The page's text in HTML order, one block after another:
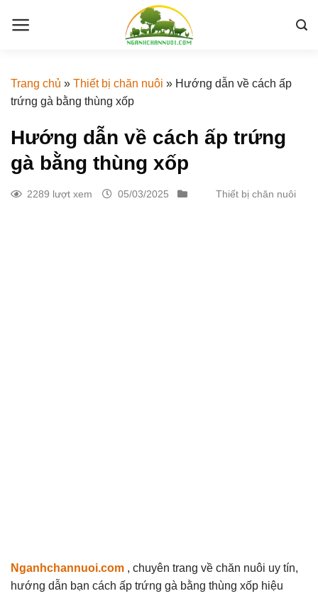
Trang chủ » Thiết bị chăn nuôi » Hướng dẫn về cách ấp
trứng gà bằng thùng xốp
Hướng dẫn về cách ấp trứng
gà bằng thùng xốp
2289 lượt xem 05/03/2025 Thiết bị chăn nuôi
Nganhchannuoi.com , chuyên trang về chăn nuôi uy tín,
hướng dẫn bạn cách ấp trứng gà bằng thùng xốp hiệu